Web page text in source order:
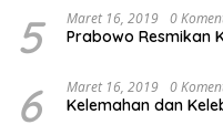
5 Maret 16, 2019 0
Prabowo Resmikan
6 Maret 16, 2019 0
Kelemahan dan